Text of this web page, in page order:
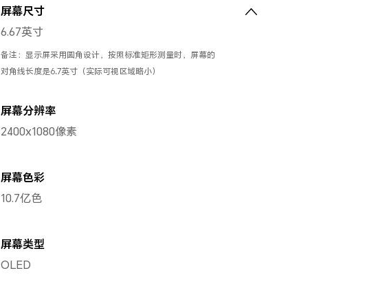
屏幕尺寸
6.67英寸
备注：显示屏采用圆角设计，按照标准矩形测量时，屏幕的
对角线长度是6.7英寸（实际可视区域略小）
屏幕分辨率
2400x1080像素
屏幕色彩
10.7亿色
屏幕类型
OLED